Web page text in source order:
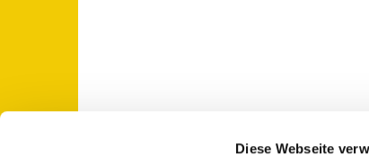
Diese Webseite